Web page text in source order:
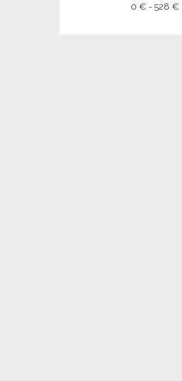
0 € - 528 €